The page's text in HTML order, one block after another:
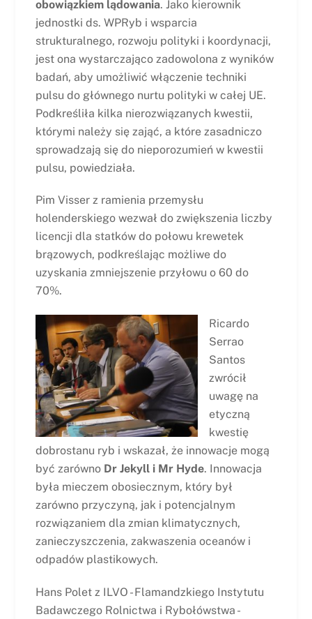
obowiązkiem lądowania. Jako kierownik
jednostki ds. WPRyb i wsparcia
strukturalnego, rozwoju polityki i koordynacji,
jest ona wystarczająco zadowolona z wyników
badań, aby umożliwić włączenie techniki
pulsu do głównego nurtu polityki w całej UE.
Podkreśliła kilka nierozwiązanych kwestii,
którymi należy się zająć, a które zasadniczo
sprowadzają się do nieporozumień w kwestii
pulsu, powiedziała.
Pim Visser z ramienia przemysłu
holenderskiego wezwał do zwiększenia liczby
licencji dla statków do połowu krewetek
brązowych, podkreślając możliwe do
uzyskania zmniejszenie przyłowu o 60 do
70%.
Ricardo
Serrao
Santos
zwrócił
uwagę na
etyczną
kwestię
dobrostanu ryb i wskazał, że innowacje mogą
być zarówno Dr Jekyll i Mr Hyde. Innowacja
była mieczem obosiecznym, który był
zarówno przyczyną, jak i potencjalnym
rozwiązaniem dla zmian klimatycznych,
zanieczyszczenia, zakwaszenia oceanów i
odpadów plastikowych.
Hans Polet z ILVO - Flamandzkiego Instytutu
Badawczego Rolnictwa i Rybołówstwa -